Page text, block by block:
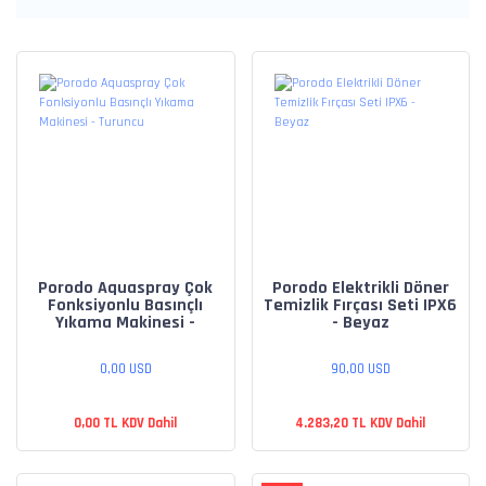
Porodo Aquaspray Çok
Fonksiyonlu Basınçlı
Yıkama Makinesi -
0,00 USD
0,00 TL KDV Dahil
Porodo Elektrikli Döner
Temizlik Fırçası Seti IPX6
- Beyaz
90,00 USD
4.283,20 TL KDV Dahil